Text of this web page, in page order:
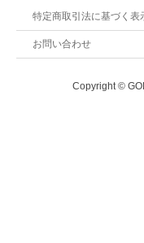
特定商取引法に基づく表
お問い合わせ
Copyright ©